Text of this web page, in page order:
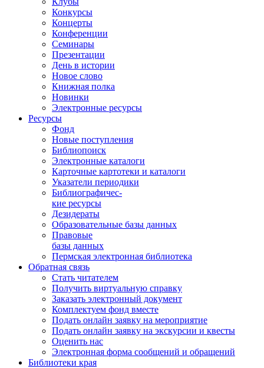
Конкурсы
Концерты
Конференции
Семинары
Презентации
День в истории
Новое слово
Книжная полка
Новинки
Электронные ресурсы
Ресурсы
Фонд
Новые поступления
Библиопоиск
Электронные каталоги
Карточные картотеки и каталоги
Указатели периодики
Библиографичес-
кие ресурсы
Дезидераты
Образовательные базы данных
Правовые
базы данных
Пермская электронная библиотека
Обратная связь
Стать читателем
Получить виртуальную справку
Заказать электронный документ
Комплектуем фонд вместе
Подать онлайн заявку на мероприятие
Подать онлайн заявку на экскурсии и квесты
Оценить нас
Электронная форма сообщений и обращений
Библиотеки края